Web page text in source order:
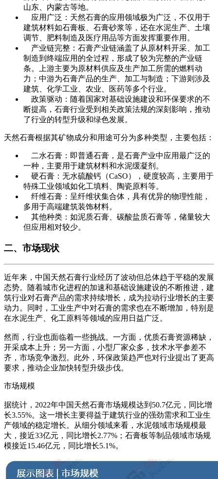
山东、内蒙古等地。
应用广泛：天然石膏的应用领域极为广泛，不仅用于
建筑材料如石膏板、石膏砂浆等，还在水泥生产、土壤
调节、肥料制造及医疗用品等方面发挥重要作用。
产业链完整：石膏产业链涵盖了从原材料开采、加工
制造到终端应用的全过程，形成了较为完整的产业链
条。上游主要为原材料供应及生产加工所需的燃料动
力；中游为石膏产品的生产、加工与制造；下游则涉及
建筑、化学工业、农业、医药等多个行业。
政策驱动：随着国家对基础设施建设和环保要求的不
断提高，石膏行业受到相关政策法规的深刻影响，推动
了行业的转型升级和绿色发展。
天然石膏根据其矿物成分和用途可分为多种类型，主要包括：
二水石膏：即普通石膏，是石膏产业中应用最广泛的
一种，主要用于建筑材料和水泥缓凝剂。
硬石膏：无水硫酸钙（CaSO），硬度较高，主要用于
特殊工业领域如化工填料、陶瓷原料等。
纤维石膏：呈纤维状集合体，具有优异的物理性能，
多用于高端建筑装饰材料。
其他种类：如泥质石膏、碳酸盐质石膏等，储量较大
但应用相对较少。
二、市场现状
近年来，中国天然石膏行业经历了波动但总体趋于平稳的发展
态势。随着城市化进程的加速和基础设施建设的不断推进，建
筑行业对石膏产品的需求持续增长，成为拉动行业增长的主要
动力。同时，工业生产中对石膏的需求也在不断增加，特别是
在水泥生产、化工原料等领域的应用日益广泛。
然而，行业也面临着一些挑战。一方面，优质石膏资源稀缺，
开采成本上升；另一方面，小型厂家众多，技术水平参差不
齐，市场竞争激烈。此外，环保政策趋严也对行业提出了更高
要求，推动企业加快转型升级步伐。
市场规模
据统计，2022年中国天然石膏市场规模达到50.7亿元，同比增
长3.55%。这一增长主要得益于建筑行业的强劲需求和工业生
产领域的稳定增长。从细分领域来看，水泥领域市场规模最
大，接近33亿元，同比增长2.77%；石膏板等制品领域市场规
模接近15.46亿元，同比增长5.1%。